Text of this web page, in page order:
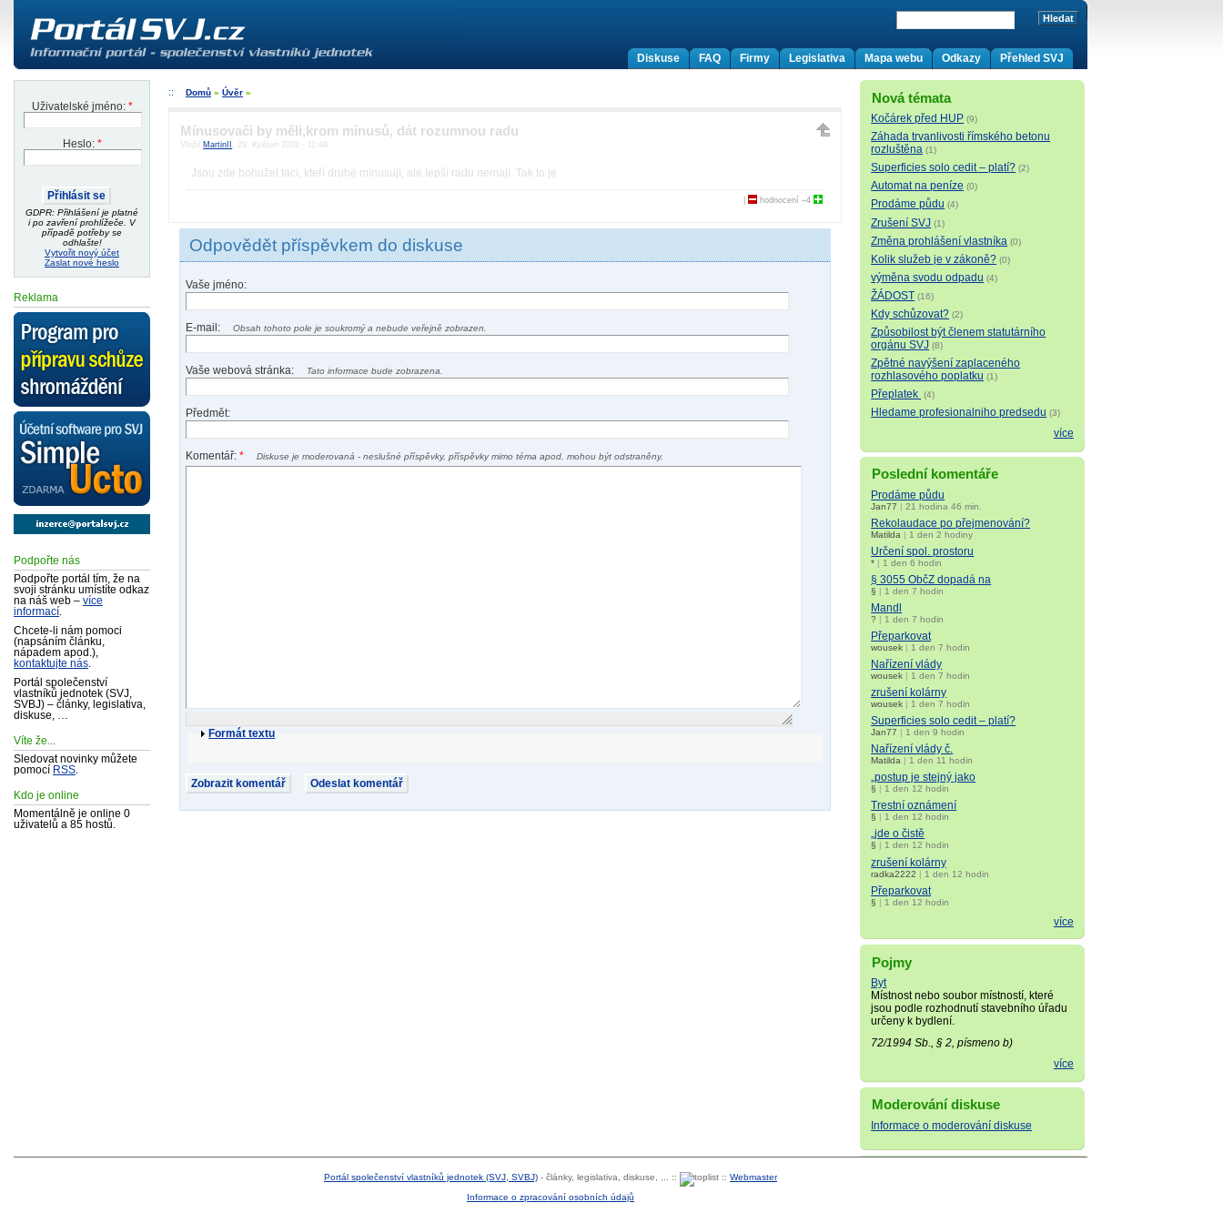
Přehled SVJ
Odkazy
Mapa webu
Legislativa
Firmy
FAQ
Diskuse
Uživatelské jméno: *
Heslo: *
GDPR: Přihlášení je platné
i po zavření prohlížeče. V
případě potřeby se
odhlašte!
Vytvořit nový účet
Zaslat nové heslo
Reklama
Podpořte nás
Podpořte portál tím, že na
svoji stránku umístíte odkaz
na náš web – více
informací
Chcete-li nám pomoci
(napsáním článku,
nápadem apod.),
kontaktujte nás
Portál společenství
vlastníků jednotek (SVJ,
SVBJ) – články, legislativa,
diskuse, …
Víte že...
Sledovat novinky můžete
pomocí RSS
Kdo je online
Momentálně je online 0
uživatelů a 85 hostů.
Nová témata
Kočárek před HUP (9)
Záhada trvanlivosti římského betonu
rozluštěna (1)
Superficies solo cedit – platí? (2)
Automat na peníze (0)
Prodáme půdu (4)
Zrušení SVJ (1)
Změna prohlášení vlastníka (0)
Kolik služeb je v zákoně? (0)
výměna svodu odpadu (4)
ŽÁDOST (16)
Kdy schůzovat? (2)
Způsobilost být členem statutárního
orgánu SVJ (8)
Zpětné navýšení zaplaceného
rozhlasového poplatku (1)
Přeplatek (4)
Hledame profesionalniho predsedu (3)
více
Poslední komentáře
Prodáme půdu
Jan77 |21 hodina 46 min.
Rekolaudace po přejmenování?
Matilda | 1 den 2 hodiny
Určení spol. prostoru
* | 1 den 6 hodin
§ 3055 ObčZ dopadá na
§ | 1 den 7 hodin
Mandl
? | 1 den 7 hodin
Přeparkovat
wousek | 1 den 7 hodin
Nařízení vlády
wousek | 1 den 7 hodin
zrušení kolárny
wousek | 1 den 7 hodin
Superficies solo cedit – platí?
Jan77 | 1 den 9 hodin
Nařízení vlády č.
Matilda | 1 den 11 hodin
„postup je stejný jako
§ | 1 den 12 hodin
Trestní oznámení
§ 1 den 12 hodin
„jde o čistě
§ 1 den 12 hodin
zrušení kolárny
radka2222 | 1 den 12 hodin
Přeparkovat
§ | 1 den 12 hodin
více
Pojmy
Byt
Místnost nebo soubor místností, které
jsou podle rozhodnutí stavebního úřadu
určeny k bydlení.
72/1994 Sb., § 2, písmeno b)
více
Moderování diskuse
Informace o moderování diskuse
Domů » Úvěr »
Mínusovači by měli,krom mínusů, dát rozumnou radu
Vložil MartinII , 29. Květen 2026 - 11:48
Jsou zde bohužel tací, kteří druhé mínusují, ale lepší radu nemají. Tak to je
hodnocení –4
Odpovědět příspěvkem do diskuse
Vaše jméno:
E-mail: Obsah tohoto pole je soukromý a nebude veřejně zobrazen.
Vaše webová stránka: Tato informace bude zobrazena.
Předmět:
Komentář:* Diskuse je moderovaná - neslušné příspěvky, příspěvky mimo téma apod. mohou být odstraněny.
Formát textu
Portál společenství vlastníků jednotek (SVJ, SVBJ) - články, legislativa, diskuse, ... :: :: Webmaster
Informace o zpracování osobních údajů